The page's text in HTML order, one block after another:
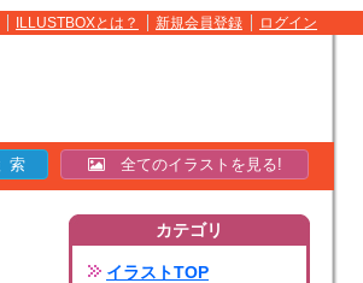
ILLUSTBOXとは？ 新規会員登録 ログイン
全てのイラストを見る!
カテゴリ
イラストTOP